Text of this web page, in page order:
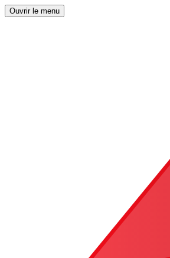
Ouvrir le menu